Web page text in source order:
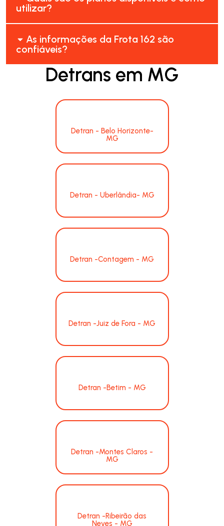
utilizar?
As informações da Frota 162 são
confiáveis?
Detrans em MG
Detran - Belo Horizonte-
MG
Detran - Uberlândia- MG
Detran -Contagem - MG
Detran -Juiz de Fora - MG
Detran -Betim - MG
Detran -Montes Claros -
MG
Detran -Ribeirão das
Neves - MG